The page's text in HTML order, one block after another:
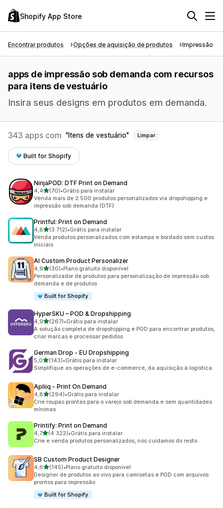
Shopify App Store
Encontrar produtos Opções de aquisição de produtos Impressão
apps de impressão sob demanda com recursos
para itens de vestuário
Insira seus designs em produtos em demanda.
343 apps com Itens de vestuário Limpar
Built for Shopify
NinjaPOD: DTF Print on Demand
4,4de 5 estrelas
(70)
70 avaliações ao todo
•Grátis para instalar
Venda mais de 2.500 produtos personalizados via dropshipping e
impressão sob demanda (DTF)
Printful: Print on Demand
4,8de 5 estrelas
(3.712)
3712 avaliações ao todo
•Grátis para instalar
Venda produtos personalizados com estampa e bordado sem custos
iniciais
AI Custom Product Personalizer
4,9de 5 estrelas
(30)
30 avaliações ao todo
•Plano gratuito disponível
Personalizador de produtos para personalização de impressão sob
demanda e de produtos
Built for Shopify
HyperSKU – POD & Dropshipping
4,9de 5 estrelas
(267)
267 avaliações ao todo
•Grátis para instalar
A solução completa de dropshipping e POD para encontrar produtos,
criar marcas e processar pedidos
German Drop ‑ EU Dropshipping
5,0de 5 estrelas
(143)
143 avaliações ao todo
•Grátis para instalar
Simplifique as operações de e-commerce, da aquisição à logística.
Apliiq ‑ Print On Demand
4,8de 5 estrelas
(294)
294 avaliações ao todo
•Grátis para instalar
Crie roupas prontas para o varejo sob demanda e sem quantidades
mínimas
Printify: Print on Demand
4,7de 5 estrelas
(4.322)
4322 avaliações ao todo
•Grátis para instalar
Crie e venda produtos personalizados, nós cuidamos do resto.
SB Custom Product Designer
4,6de 5 estrelas
(145)
145 avaliações ao todo
•Plano gratuito disponível
Designer de produtos ao vivo para camisetas e POD com arquivos
prontos para impressão
Built for Shopify